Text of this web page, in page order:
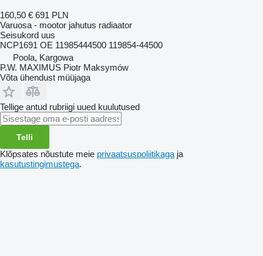
160,50 € 691 PLN
Varuosa - mootor jahutus radiaator
Seisukord uus
NCP1691 OE 11985444500 119854-44500
Poola, Kargowa
P.W. MAXIMUS Piotr Maksymów
Võta ühendust müüjaga
Tellige antud rubriigi uued kuulutused
Telli
Klõpsates nõustute meie privaatsuspoliitikaga ja
kasutustingimustega.